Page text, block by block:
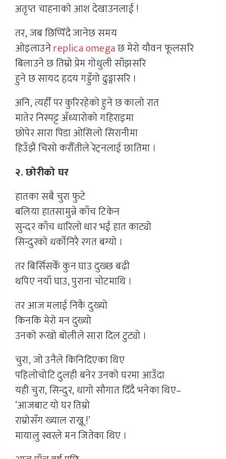
अतृप्त चाहनाको आश देखाउनलाई !
तर, जब छिप्पिँदै जानेछ समय
ओइलाउनेreplica omegaछ मेरो यौवन फूलसरि
बिलाउने छ तिम्रो प्रेम गोधुली साँझसरि
हुने छ सायद हृदय गह्रुँगो ढुङ्गासरि ।
अनि, त्यहीँ पर कुरिरहेको हुने छ कालो रात
मातेर निस्पट्ट अँध्यारोको गहिराइमा
छोपेर सारा पिडा ओसिलो सिरानीमा
हिउँझैं चिसो करौँतीले रेट्नलाई छातिमा ।
२. छोरीको घर
हातका सबै चुरा फुटे
बलिया हातसामुन्ने काँच टिकेन
सुन्दर काँच धारिलो धार भई हात काट्यो
सिन्दुरको धर्कोनिरै रगत बग्यो ।
तर बिर्सिसकेँ कुन घाउ दुख्छ बढी
थपिए नयाँ घाउ, पुराना चोटमाथि ।
तर आज मलाई निकै दुख्यो
किनकि मेरो मन दुख्यो
उनको रूखो बोलीले सारा दिल टुट्यो ।
चुरा, जो उनैले किनिदिएका थिए
पहिलोचोटि दुलही बनेर उनको घरमा आउँदा
यही चुरा, सिन्दुर, धागो सौगात दिँदै भनेका थिए–
‘आजबाट यो घर तिम्रो
राम्रोसँग ख्याल राख्नू !’
मायालु स्वरले मन जितेका थिए ।